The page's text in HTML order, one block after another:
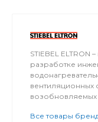
STIEBEL
разработке
вентиляционных
возобновляемых
Все товары